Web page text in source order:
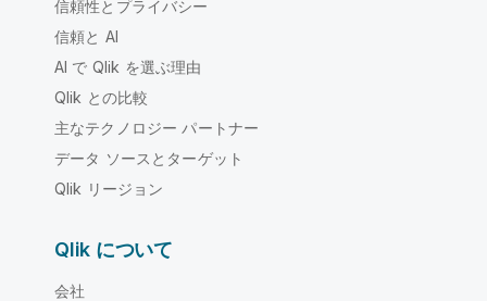
信頼性とプライバシー
信頼と AI
AI で Qlik を選ぶ理由
Qlik との比較
主なテクノロジー パートナー
データ ソースとターゲット
Qlik リージョン
Qlik について
会社